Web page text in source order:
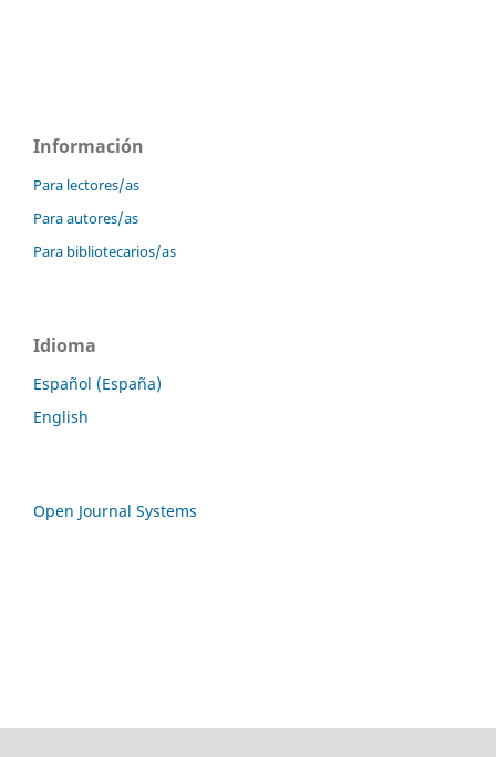
Información
Para lectores/as
Para autores/as
Para bibliotecarios/as
Idioma
Español (España)
English
Open Journal Systems